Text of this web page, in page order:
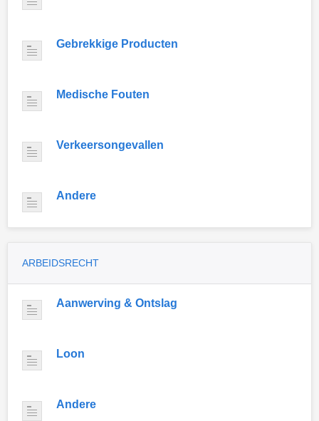
Gebrekkige Producten
Medische Fouten
Verkeersongevallen
Andere
ARBEIDSRECHT
Aanwerving & Ontslag
Loon
Andere